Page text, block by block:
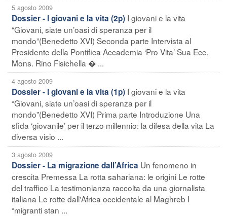
5 agosto 2009
Dossier - I giovani e la vita (2p) I giovani e la vita
“Giovani, siate un’oasi di speranza per il
mondo”(Benedetto XVI) Seconda parte Intervista al
Presidente della Pontifica Accademia ‘Pro Vita’ Sua Ecc.
Mons. Rino Fisichella � ...
4 agosto 2009
Dossier - I giovani e la vita (1p) I giovani e la vita
“Giovani, siate un’oasi di speranza per il
mondo”(Benedetto XVI) Prima parte Introduzione Una
sfida ‘giovanile’ per il terzo millennio: la difesa della vita La
diversa visio ...
3 agosto 2009
Dossier - La migrazione dall’Africa Un fenomeno in
crescita Premessa La rotta sahariana: le origini Le rotte
del traffico La testimonianza raccolta da una giornalista
italiana Le rotte dall'Africa occidentale al Maghreb I
“migranti stan ...